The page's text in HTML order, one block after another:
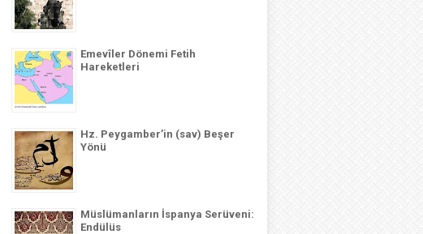
Emevîler Dönemi Fetih
Hareketleri
Hz. Peygamber’in (sav) Beşer
Yönü
Müslümanların İspanya Serüveni:
Endülüs